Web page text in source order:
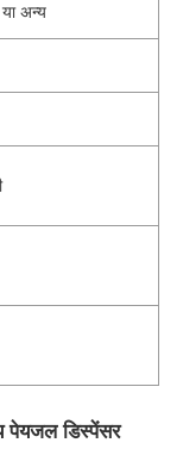
अन्य
पेयजल डिस्पेंसर